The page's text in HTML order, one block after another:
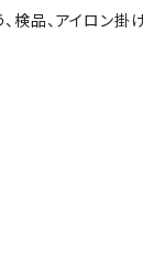
品、アイロン掛